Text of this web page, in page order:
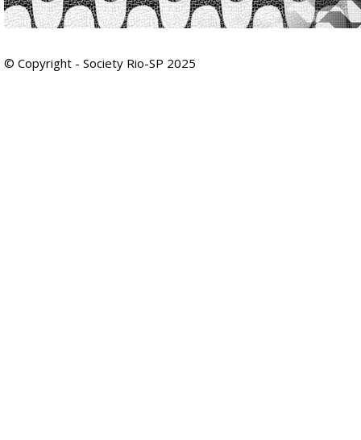
© Copyright - Society Rio-SP 2025